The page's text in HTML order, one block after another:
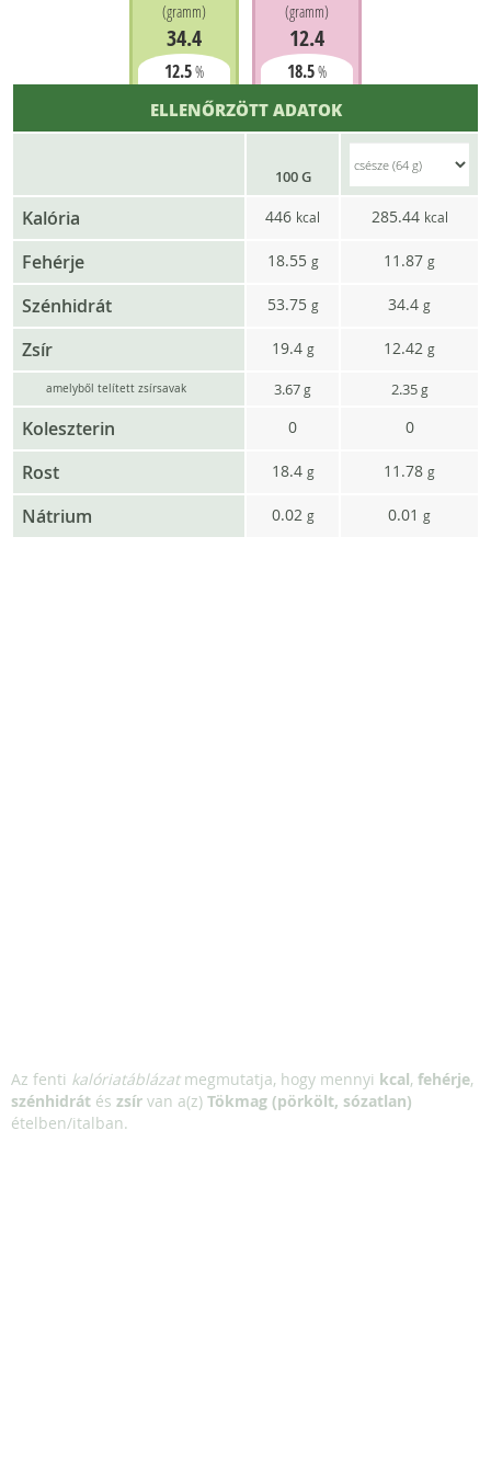
(gramm)
34.4
12.5%
(gramm)
12.4
18.5%
ELLENŐRZÖTT ADATOK
100 G
Kalória 446 kcal 285.44 kcal
Fehérje 18.55 g 11.87 g
Szénhidrát 53.75 g 34.4 g
Zsír 19.4 g 12.42 g
amelyből telített zsírsavak 3.67g 2.35 g
Koleszterin 0 0
Rost 18.4 g 11.78 g
Nátrium 0.02 g 0.01 g
Az fenti kalóriatáblázatmegmutatja, hogy mennyi kcal, fehérje,
szénhidrát és zsír van a(z) Tökmag (pörkölt, sózatlan)
ételben/italban.